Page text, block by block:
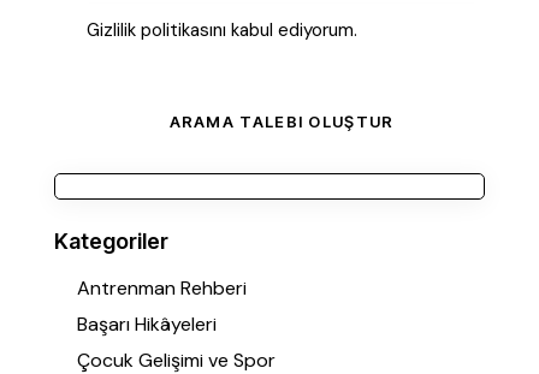
Gizlilik politikasını kabul ediyorum.
Kategoriler
Antrenman Rehberi
Başarı Hikâyeleri
Çocuk Gelişimi ve Spor